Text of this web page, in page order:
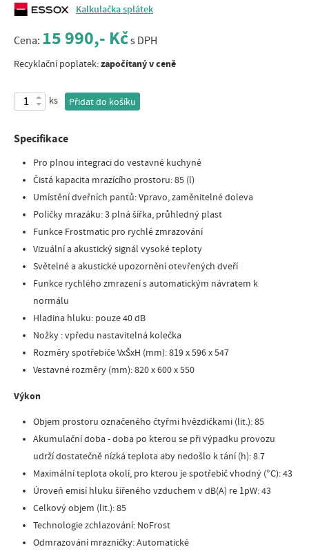
Kalkulačka splátek
Cena: 15 990,- Kčs DPH
Recyklační poplatek:započítaný v ceně
ks Přidat do košíku
Specifikace
Pro plnou integraci do vestavné kuchyně
Čistá kapacita mrazícího prostoru: 85 (l)
Umístění dveřních pantů: Vpravo, zaměnitelné doleva
Poličky mrazáku: 3 plná šířka, průhledný plast
Funkce Frostmatic pro rychlé zmrazování
Vizuální a akustický signál vysoké teploty
Světelné a akustické upozornění otevřených dveří
Funkce rychlého zmrazení s automatickým návratem k
normálu
Hladina hluku: pouze 40 dB
Nožky : vpředu nastavitelná kolečka
Rozměry spotřebiče VxŠxH (mm): 819 x 596 x 547
Vestavné rozměry (mm): 820 x 600 x 550
Výkon
Objem prostoru označeného čtyřmi hvězdičkami (lit.): 85
Akumulační doba - doba po kterou se při výpadku provozu
udrží dostatečně nízká teplota aby nedošlo k tání (h): 8.7
Maximální teplota okolí, pro kterou je spotřebič vhodný (°C): 43
Úroveň emisí hluku šířeného vzduchem v dB(A) re 1pW: 43
Celkový objem (lit.): 85
Technologie zchlazování: NoFrost
Odmrazování mrazničky: Automatické